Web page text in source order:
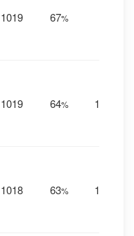
1019 67%
1019 64% 15
1018 63% 14